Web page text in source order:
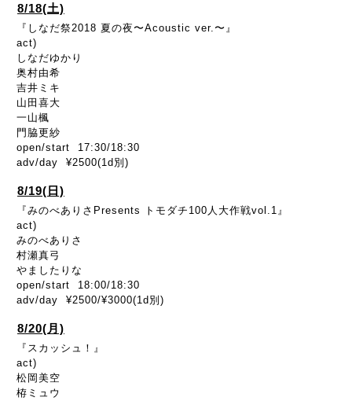
8/18(土)
『しなだ祭2018 夏の夜〜Acoustic ver.〜』
act)
しなだゆかり
奥村由希
吉井ミキ
山田喜大
一山楓
門脇更紗
open/start 17:30/18:30
adv/day ¥2500(1d別)
8/19(日)
『みのべありさPresents トモダチ100人大作戦vol.1』
act)
みのべありさ
村瀬真弓
やましたりな
open/start 18:00/18:30
adv/day ¥2500/¥3000(1d別)
8/20(月)
『スカッシュ！』
act)
松岡美空
栫ミュウ